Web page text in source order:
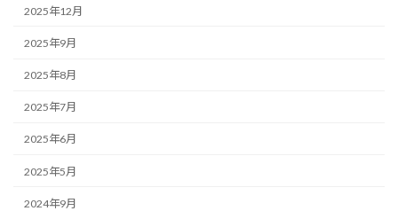
2025年12月
2025年9月
2025年8月
2025年7月
2025年6月
2025年5月
2024年9月